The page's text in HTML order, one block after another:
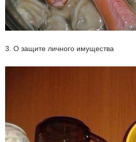
3. О защите личного имущества